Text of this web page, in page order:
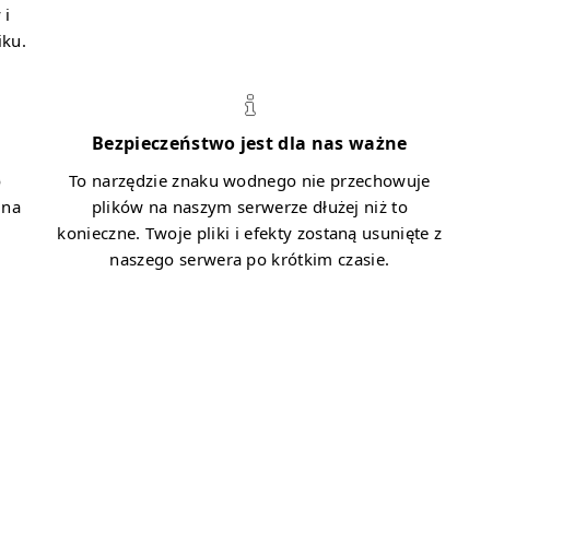
i
Bezpieczeństwo jest dla nas ważne
To narzędzie znaku wodnego nie przechowuje
plików na naszym serwerze dłużej niż to
konieczne. Twoje pliki i efekty zostaną usunięte z
naszego serwera po krótkim czasie.